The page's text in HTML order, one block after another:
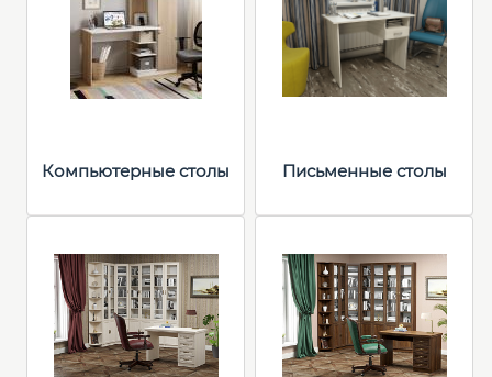
Компьютерные столы Письменные столы